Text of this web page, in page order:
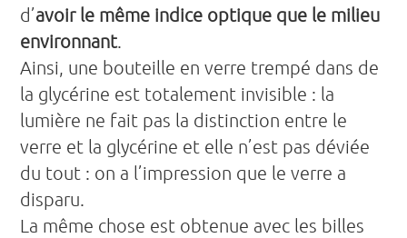
d’avoir le même indice optique que le milieu
environnant.
Ainsi, une bouteille en verre trempé dans de
la glycérine est totalement invisible : la
lumière ne fait pas la distinction entre le
verre et la glycérine et elle n’est pas déviée
du tout : on a l’impression que le verre a
disparu.
La même chose est obtenue avec les billes